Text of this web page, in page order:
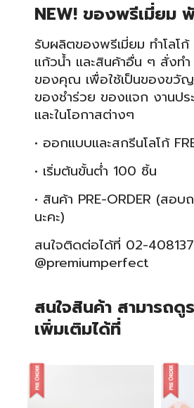
NEW! ของพรีเมี่ยม
รับผลิตของพรีเมี่ยม ทำโลโก้
แก้วน้ำ และสินค้าอื่น ๆ สั่งท
ของคุณ เพื่อใช้เป็นของขวั
ของชำร่วย ของแจก งานปร
และในโอกาสต่างๆ
• ออกแบบและสกรีนโลโก้
• เริ่มต้นขั้นต่ำ 100 ชิ้น
• สินค้า PRE-ORDER (สอบ
นะคะ)
สนใจติดต่อได้ที่ 02-
@premiumperfect
สนใจสินค้า สามารถดู
เพิ่มเติมได้ที่